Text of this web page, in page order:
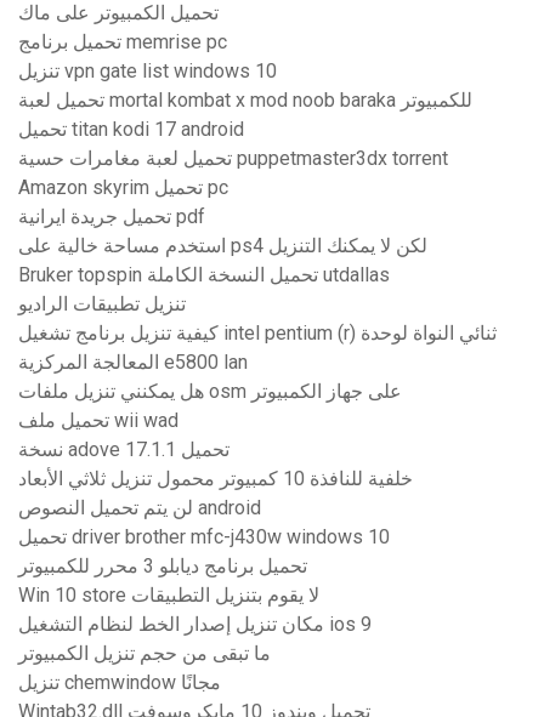
تحميل الكمبيوتر على ماك
تحميل برنامج memrise pc
تنزيل vpn gate list windows 10
تحميل لعبة mortal kombat x mod noob baraka للكمبيوتر
تحميل titan kodi 17 android
تحميل لعبة مغامرات حسية puppetmaster3dx torrent
Amazon skyrim تحميل pc
تحميل جريدة ايرانية pdf
استخدم مساحة خالية على ps4 لكن لا يمكنك التنزيل
Bruker topspin تحميل النسخة الكاملة utdallas
تنزيل تطبيقات الراديو
كيفية تنزيل برنامج تشغيل intel pentium (r) ثنائي النواة لوحدة
المعالجة المركزية e5800 lan
هل يمكنني تنزيل ملفات osm على جهاز الكمبيوتر
تحميل ملف wii wad
نسخة adove 17.1.1 تحميل
خلفية للنافذة 10 كمبيوتر محمول تنزيل ثلاثي الأبعاد
لن يتم تحميل النصوص android
تحميل driver brother mfc-j430w windows 10
تحميل برنامج ديابلو 3 محرر للكمبيوتر
Win 10 store لا يقوم بتنزيل التطبيقات
مكان تنزيل إصدار الخط لنظام التشغيل ios 9
ما تبقى من حجم تنزيل الكمبيوتر
تنزيل chemwindow مجانًا
Wintab32.dll تحميل ويندوز 10 مايكروسوفت